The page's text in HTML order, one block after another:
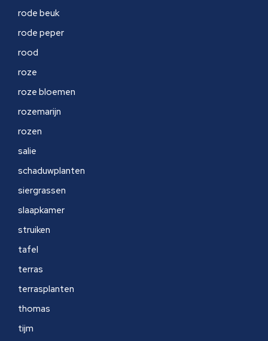
rode beuk
rode peper
rood
roze
roze bloemen
rozemarijn
rozen
salie
schaduwplanten
siergrassen
slaapkamer
struiken
tafel
terras
terrasplanten
thomas
tijm